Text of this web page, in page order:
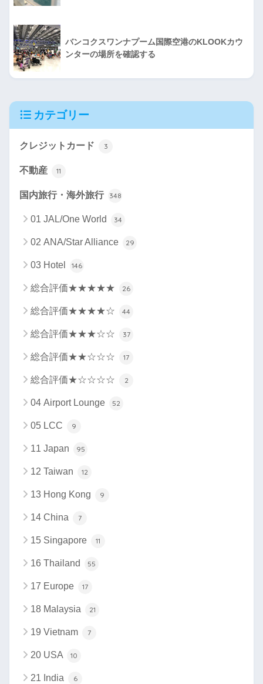
バンコクスワンナプーム国際空港のKLOOKカウ
ンターの場所を確認する
カテゴリー
クレジットカード 3
不動産 11
国内旅行・海外旅行 348
01 JAL/One World 34
02 ANA/Star Alliance 29
03 Hotel 146
総合評価★★★★★ 26
総合評価★★★★☆ 44
総合評価★★★☆☆ 37
総合評価★★☆☆☆ 17
総合評価★☆☆☆☆ 2
04 Airport Lounge 52
05 LCC 9
11 Japan 95
12 Taiwan 12
13 Hong Kong 9
14 China 7
15 Singapore 11
16 Thailand 55
17 Europe 17
18 Malaysia 21
19 Vietnam 7
20 USA 10
21 India 6